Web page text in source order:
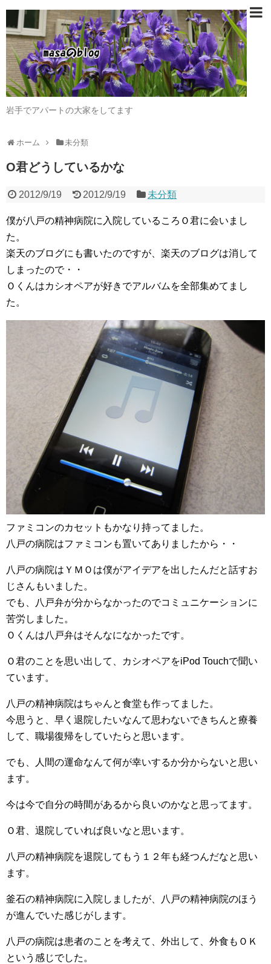
岩手でアパートの大家をしてます
ホーム 未分類
O君どうしているかな
2012/9/19 2012/9/19 未分類
僕が八戸の精神病院に入院しているころＯ君に会いまし
た。
楽天のブログにも書いたのですが、楽天のブログは消して
しまったので・・
Ｏくんはカシオペアが好きでアルバムを全部集めてまし
た。
ファミコンのカセットもかなり持ってました。
八戸の病院はファミコンも置いてありましたから・・
八戸の病院はＹＭＯは僕がアイデアを出したんだと話すお
じさんもいました。
でも、八戸弁が分からなかったのでコミュニケーションに
苦労しました。
Ｏくんは八戸弁はそんなになかったです。
Ｏ君のことを思い出して、カシオペアをiPod Touchで聞い
ています。
八戸の精神病院はちゃんと食堂も作ってました。
今思うと、早く退院したいなんて思わないできちんと療養
して、職場復帰をしていたらと思います。
でも、人間の運命なんて何が幸いするか分からないと思い
ます。
今は今で自分の時間があるから良いのかなと思ってます。
Ｏ君、退院していれば良いなと思います。
八戸の精神病院を退院してもう１２年も経つんだなと思い
ます。
釜石の精神病院に入院しましたが、八戸の精神病院のほう
が進んでいた感じがします。
八戸の病院は患者のことを考えて、外出して、外食もＯＫ
という感じでした。